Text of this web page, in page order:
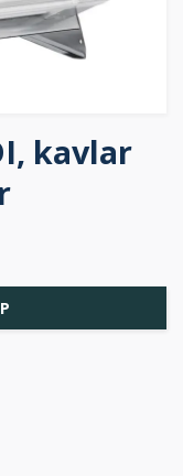
kavlar